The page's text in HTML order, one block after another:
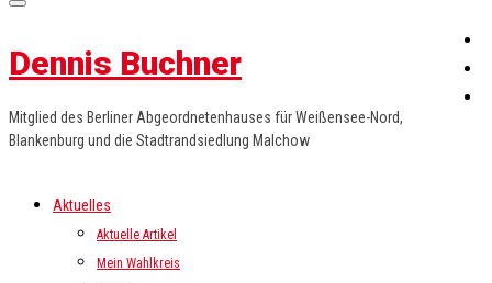
Dennis Buchner
Mitglied des Berliner Abgeordnetenhauses für Weißensee-Nord,
Blankenburg und die Stadtrandsiedlung Malchow
Aktuelles
Aktuelle Artikel
Mein Wahlkreis